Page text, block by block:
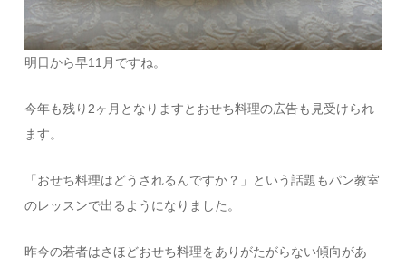
明日から早11月ですね。
今年も残り2ヶ月となりますとおせち料理の広告も見受けられ
ます。
「おせち料理はどうされるんですか？」という話題もパン教室
のレッスンで出るようになりました。
昨今の若者はさほどおせち料理をありがたがらない傾向があ